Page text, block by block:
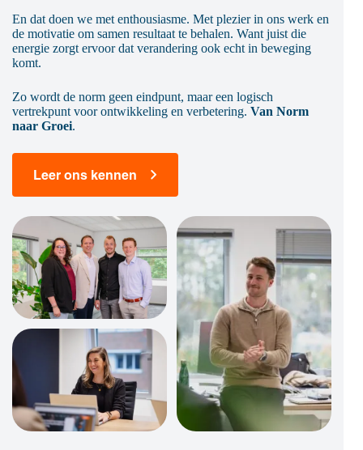
En dat doen we met enthousiasme. Met plezier in ons werk en
de motivatie om samen resultaat te behalen. Want juist die
energie zorgt ervoor dat verandering ook echt in beweging
komt.
Zo wordt de norm geen eindpunt, maar een logisch
vertrekpunt voor ontwikkeling en verbetering. Van Norm
naar Groei.
Leer ons kennen